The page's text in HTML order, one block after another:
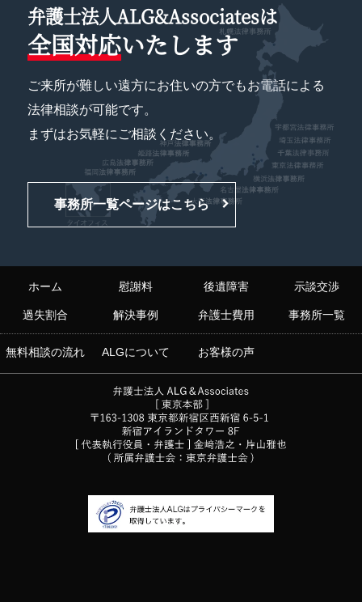
弁護士法人ALG&Associatesは
全国対応いたします
ご来所が難しい遠方にお住いの方でもお電話による
法律相談が可能です。
まずはお気軽にご相談ください。
事務所一覧ページはこちら
ホーム 慰謝料 後遺障害 示談交渉
過失割合 解決事例 弁護士費用 事務所一覧
無料相談の流れ ALGについて お客様の声